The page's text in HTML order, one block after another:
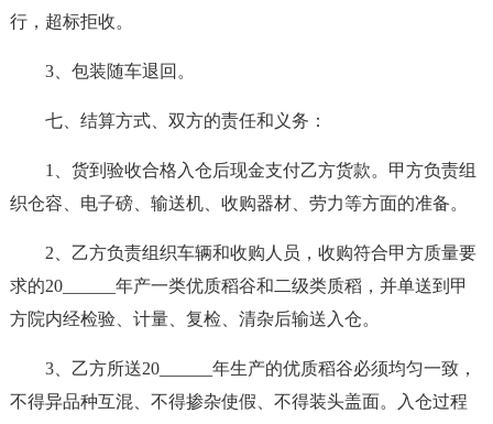
行，超标拒收。
3、包装随车退回。
七、结算方式、双方的责任和义务：
1、货到验收合格入仓后现金支付乙方货款。甲方负责组
织仓容、电子磅、输送机、收购器材、劳力等方面的准备。
2、乙方负责组织车辆和收购人员，收购符合甲方质量要
求的20______年产一类优质稻谷和二级类质稻，并单送到甲
方院内经检验、计量、复检、清杂后输送入仓。
3、乙方所送20______年生产的优质稻谷必须均匀一致，
不得异品种互混、不得掺杂使假、不得装头盖面。入仓过程